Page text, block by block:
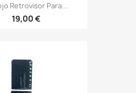
Retrovisor Para...
19,00 €